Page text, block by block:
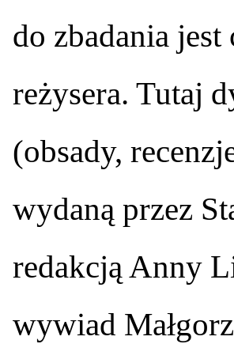
do zbadania jest
reżysera. Tutaj
(obsady,
wydaną przez
redakcją Anny
wywiad